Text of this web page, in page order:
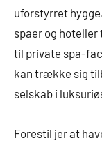
uforstyrret
spaer og
til private spa-
kan trække sig
selskab i
Forestil jer at